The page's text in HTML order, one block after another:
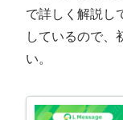
で詳しく解説し
しているので、
い。